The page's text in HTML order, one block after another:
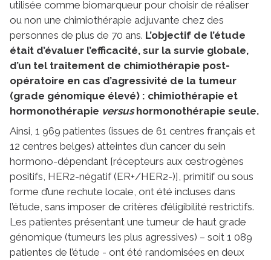
utilisée comme biomarqueur pour choisir de réaliser
ou non une chimiothérapie adjuvante chez des
personnes de plus de 70 ans. L’objectif de l’étude
était d’évaluer l’efficacité, sur la survie globale,
d’un tel traitement de chimiothérapie post-
opératoire en cas d’agressivité de la tumeur
(grade génomique élevé) : chimiothérapie et
hormonothérapie versushormonothérapie seule.
Ainsi, 1 969 patientes (issues de 61 centres français et
12 centres belges) atteintes d’un cancer du sein
hormono-dépendant [récepteurs aux œstrogènes
positifs, HER2-négatif (ER+/HER2-)], primitif ou sous
forme d’une rechute locale, ont été incluses dans
l’étude, sans imposer de critères d’éligibilité restrictifs.
Les patientes présentant une tumeur de haut grade
génomique (tumeurs les plus agressives) – soit 1 089
patientes de l’étude - ont été randomisées en deux